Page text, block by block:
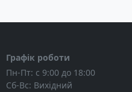
Графік роботи
Пн-Пт: с 9:00 до 18:00
Сб-Вс: Вихідний